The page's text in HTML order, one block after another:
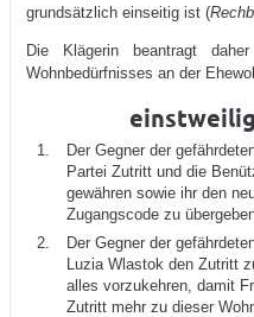
grundsätzlich einseitig ist (
Die Klägerin beantragt
Wohnbedürfnisses an der
Der Gegner der
Partei Zutritt und die
gewähren sowie ihr den
Zugangscode zu
Der Gegner der
Luzia Wlastok den Zutritt
alles vorzukehren, damit
Zutritt mehr zu dieser